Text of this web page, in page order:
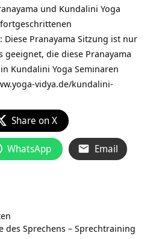
und Kundalini Yoga
Pranayama Sitzung ist nur
die diese Pranayama
Kundalini Yoga Seminaren
vidya.de/kundalini-
Share on X
WhatsApp Email
des Sprechens – Sprechtraining